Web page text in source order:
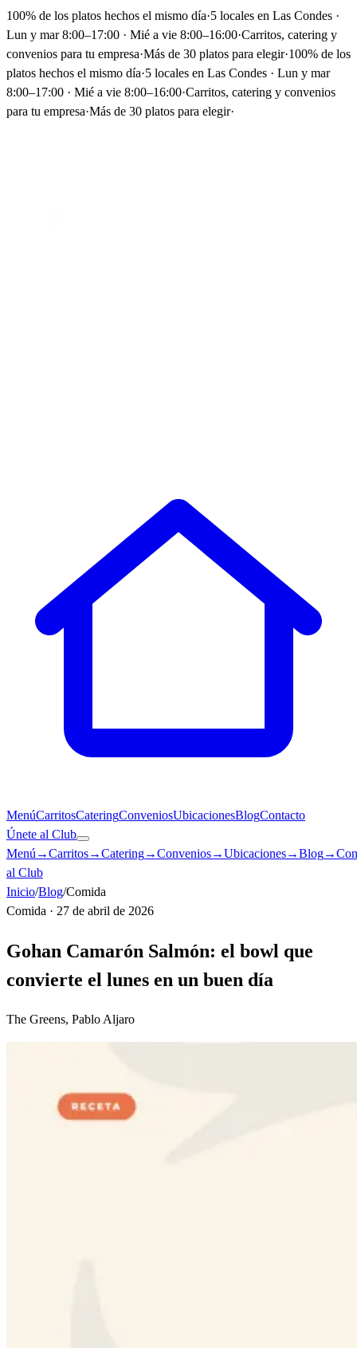
100% de los platos hechos el mismo día·5 locales en Las Condes ·
Lun y mar 8:00–17:00 · Mié a vie 8:00–16:00·Carritos, catering y
convenios para tu empresa·Más de 30 platos para elegir·100% de los
platos hechos el mismo día·5 locales en Las Condes · Lun y mar
8:00–17:00 · Mié a vie 8:00–16:00·Carritos, catering y convenios
para tu empresa·Más de 30 platos para elegir·
MenúCarritosCateringConveniosUbicacionesBlogContacto
Únete al Club
Menú →Carritos→Catering→Convenios→Ubicaciones→Blog→
al Club
Inicio/Blog/Comida
Comida · 27 de abril de 2026
Gohan Camarón Salmón: el bowl que
convierte el lunes en un buen día
The Greens, Pablo Aljaro